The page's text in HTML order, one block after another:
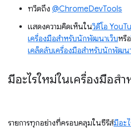
ทวีตถึง @ChromeDevTools
แสดงความคิดเห็นในวิดีโอ
เครื่องมือสำหรับนักพัฒนาเว็บหรือ
เคล็ดลับเครื่องมือสำหรับนักพัฒน
มีอะไรใหม่ในเครื่องมือส
รายการทุกอย่างที่ครอบคลุมในซีรีส์มีอะ